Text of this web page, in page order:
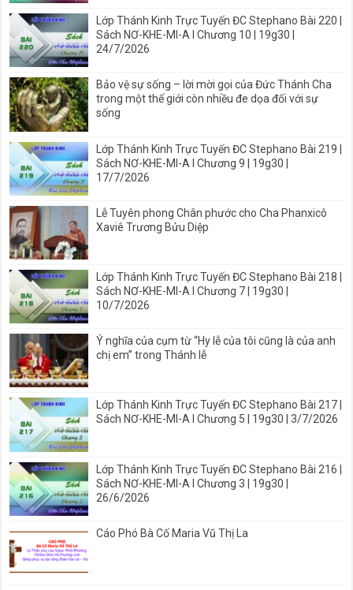
Lớp Thánh Kinh Trực Tuyến ĐC Stephano Bài 220 |
Sách NƠ-KHE-MI-A I Chương 10 | 19g30 |
24/7/2026
Bảo vệ sự sống – lời mời gọi của Đức Thánh Cha
trong một thế giới còn nhiều đe dọa đối với sự
sống
Lớp Thánh Kinh Trực Tuyến ĐC Stephano Bài 219 |
Sách NƠ-KHE-MI-A I Chương 9 | 19g30 |
17/7/2026
Lễ Tuyên phong Chân phước cho Cha Phanxicô
Xaviê Trương Bửu Diệp
Lớp Thánh Kinh Trực Tuyến ĐC Stephano Bài 218 |
Sách NƠ-KHE-MI-A I Chương 7 | 19g30 |
10/7/2026
Ý nghĩa của cụm từ “Hy lễ của tôi cũng là của anh
chị em” trong Thánh lễ
Lớp Thánh Kinh Trực Tuyến ĐC Stephano Bài 217 |
Sách NƠ-KHE-MI-A I Chương 5 | 19g30 | 3/7/2026
Lớp Thánh Kinh Trực Tuyến ĐC Stephano Bài 216 |
Sách NƠ-KHE-MI-A I Chương 3 | 19g30 |
26/6/2026
Cáo Phó Bà Cố Maria Vũ Thị La